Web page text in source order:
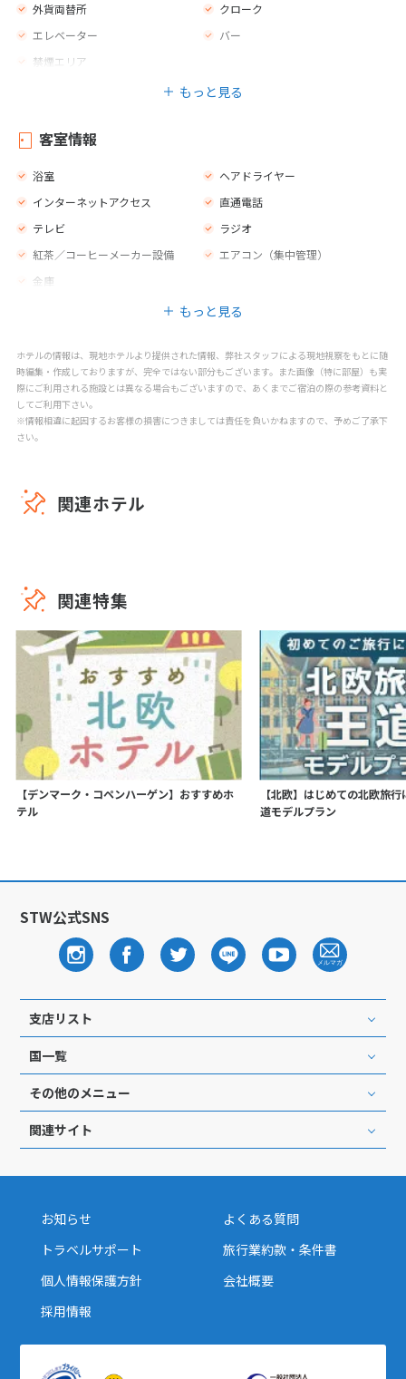
外貨両替所
クローク
エレベーター
バー
禁煙エリア
もっと見る
客室情報
浴室
ヘアドライヤー
インターネットアクセス
直通電話
テレビ
ラジオ
紅茶／コーヒーメーカー設備
エアコン（集中管理）
金庫
もっと見る
ホテルの情報は、現地ホテルより提供された情報、弊社スタッフによる現地視察をもとに随
時編集・作成しておりますが、完全ではない部分もございます。また画像（特に部屋）も実
際にご利用される施設とは異なる場合もございますので、あくまでご宿泊の際の参考資料と
してご利用下さい。
※情報相違に起因するお客様の損害につきましては責任を負いかねますので、予めご了承下
さい。
関連ホテル
関連特集
【デンマーク・コペンハーゲン】おすすめホ
テル
【北欧】はじめての北欧旅
道モデルプラン
STW公式SNS
支店リスト
国一覧
その他のメニュー
関連サイト
お知らせ
よくある質問
トラベルサポート
旅行業約款・条件書
個人情報保護方針
会社概要
採用情報